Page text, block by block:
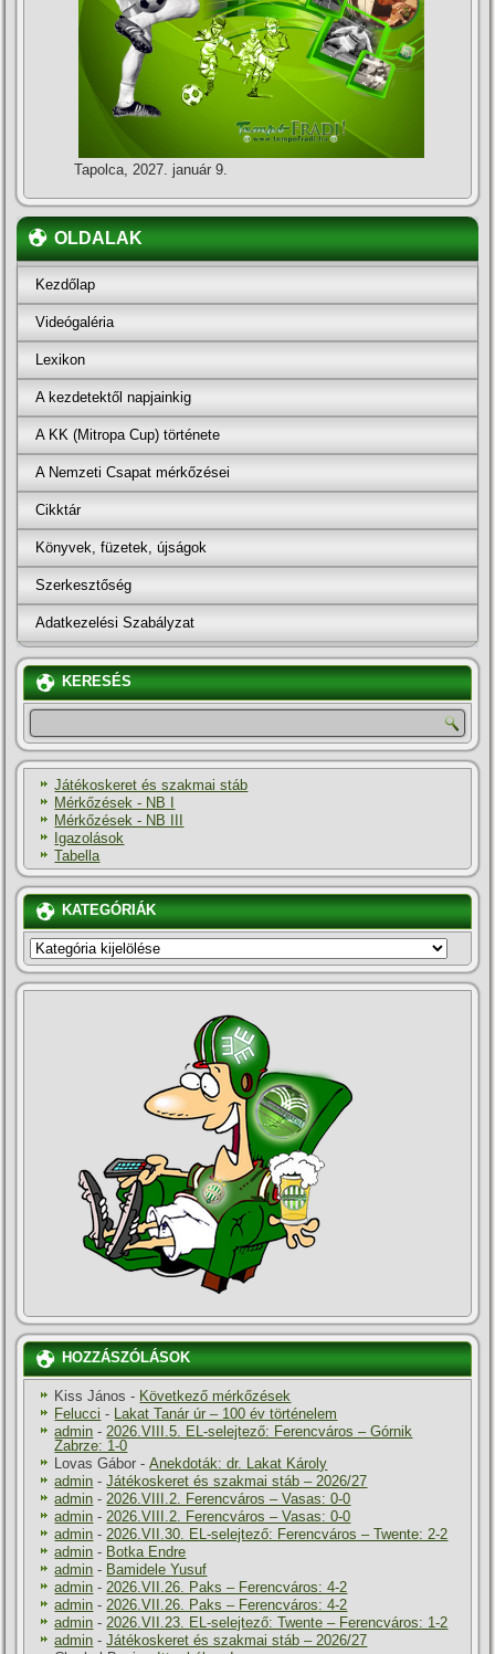
Tapolca, 2027. január 9.
OLDALAK
Kezdőlap
Videógaléria
Lexikon
A kezdetektől napjainkig
A KK (Mitropa Cup) története
A Nemzeti Csapat mérkőzései
Cikktár
Könyvek, füzetek, újságok
Szerkesztőség
Adatkezelési Szabályzat
KERESÉS
Játékoskeret és szakmai stáb
Mérkőzések - NB I
Mérkőzések - NB III
Igazolások
Tabella
KATEGÓRIÁK
KATEGÓRIÁK
HOZZÁSZÓLÁSOK
Kiss János - Következő mérkőzések
Felucci - Lakat Tanár úr – 100 év történelem
admin -2026.VIII.5. EL-selejtező: Ferencváros – Górnik
Zabrze: 1-0
Lovas Gábor -Anekdoták: dr. Lakat Károly
admin -Játékoskeret és szakmai stáb – 2026/27
admin -2026.VIII.2. Ferencváros – Vasas: 0-0
admin -2026.VIII.2. Ferencváros – Vasas: 0-0
admin -2026.VII.30. EL-selejtező: Ferencváros – Twente: 2-2
admin - Botka Endre
admin - Bamidele Yusuf
admin -2026.VII.26. Paks – Ferencváros: 4-2
admin -2026.VII.26. Paks – Ferencváros: 4-2
admin -2026.VII.23. EL-selejtező: Twente – Ferencváros: 1-2
admin -Játékoskeret és szakmai stáb – 2026/27